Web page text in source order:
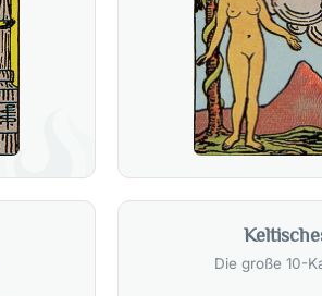
Die große 10-